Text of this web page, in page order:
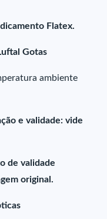
Flatex.
Gotas
ambiente
e validade: vide
de validade
original.